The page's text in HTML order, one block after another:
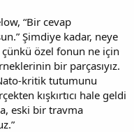
“Bir cevap
Şimdiye kadar, neye
özel fonun ne için
bir parçasıyız.
kritik tutumunu
kışkırtıcı hale geldi
eski bir travma